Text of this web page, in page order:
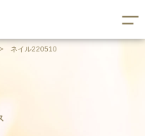
> ネイル220510